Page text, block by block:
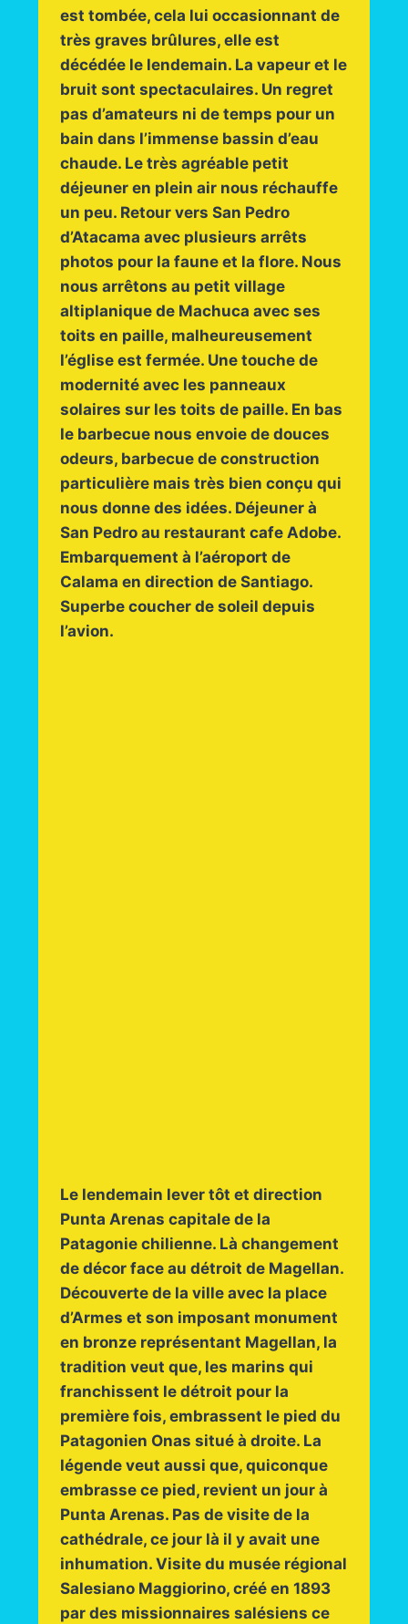
est tombée, cela lui occasionnant de
très graves brûlures, elle est
décédée le lendemain. La vapeur et le
bruit sont spectaculaires. Un regret
pas d’amateurs ni de temps pour un
bain dans l’immense bassin d’eau
chaude. Le très agréable petit
déjeuner en plein air nous réchauffe
un peu. Retour vers San Pedro
d’Atacama avec plusieurs arrêts
photos pour la faune et la flore. Nous
nous arrêtons au petit village
altiplanique de Machuca avec ses
toits en paille, malheureusement
l’église est fermée. Une touche de
modernité avec les panneaux
solaires sur les toits de paille. En bas
le barbecue nous envoie de douces
odeurs, barbecue de construction
particulière mais très bien conçu qui
nous donne des idées. Déjeuner à
San Pedro au restaurant cafe Adobe.
Embarquement à l’aéroport de
Calama en direction de Santiago.
Superbe coucher de soleil depuis
l’avion.
Le lendemain lever tôt et direction
Punta Arenas capitale de la
Patagonie chilienne. Là changement
de décor face au détroit de Magellan.
Découverte de la ville avec la place
d’Armes et son imposant monument
en bronze représentant Magellan, la
tradition veut que, les marins qui
franchissent le détroit pour la
première fois, embrassent le pied du
Patagonien Onas situé à droite. La
légende veut aussi que, quiconque
embrasse ce pied, revient un jour à
Punta Arenas. Pas de visite de la
cathédrale, ce jour là il y avait une
inhumation. Visite du musée régional
Salesiano Maggiorino, créé en 1893
par des missionnaires salésiens ce